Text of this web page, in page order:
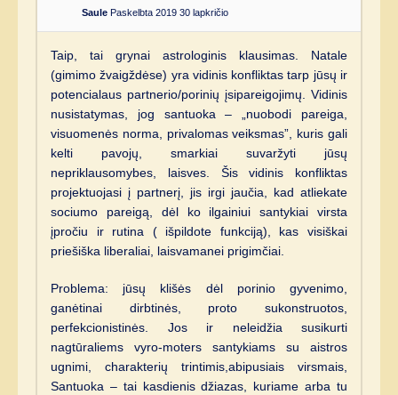
Saule Paskelbta 2019 30 lapkričio
Taip, tai grynai astrologinis klausimas. Natale
(gimimo žvaigždėse) yra vidinis konfliktas tarp jūsų ir
potencialaus partnerio/porinių įsipareigojimų. Vidinis
nusistatymas, jog santuoka – „nuobodi pareiga,
visuomenės norma, privalomas veiksmas”, kuris gali
kelti pavojų, smarkiai suvaržyti jūsų
nepriklausomybes, laisves. Šis vidinis konfliktas
projektuojasi į partnerį, jis irgi jaučia, kad atliekate
sociumo pareigą, dėl ko ilgainiui santykiai virsta
įpročiu ir rutina ( išpildote funkciją), kas visiškai
priešiška liberaliai, laisvamanei prigimčiai.
Problema: jūsų klišės dėl porinio gyvenimo,
ganėtinai dirbtinės, proto sukonstruotos,
perfekcionistinės. Jos ir neleidžia susikurti
nagtūraliems vyro-moters santykiams su aistros
ugnimi, charakterių trintimis,abipusiais virsmais,
Santuoka – tai kasdienis džiazas, kuriame arba tu